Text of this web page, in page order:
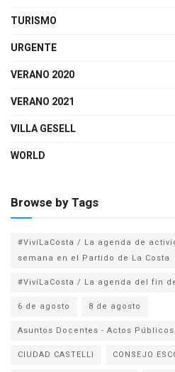
TURISMO
URGENTE
VERANO 2020
VERANO 2021
VILLA GESELL
WORLD
Browse by Tags
#VivíLaCosta / La agenda de
semana en el Partido de La Costa
#VivíLaCosta / La agenda del fin
6 de agosto
8 de agosto
Asuntos Docentes - Actos Públicos
CIUDAD CASTELLI
CONSEJO